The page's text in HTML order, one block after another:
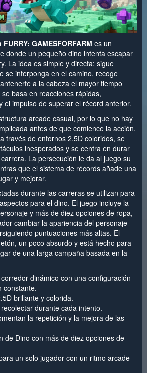
GAMESFORFARM es un
donde un pequeño dino intenta escapar
La idea es simple y directa: sigue
se interponga en el camino, recoge
a la cabeza el mayor tiempo
basa en reacciones rápidas,
el impulso de superar el récord anterior.
arcade casual, por lo que no hay
antes de que comience la acción.
través de entornos 2.5D coloridos, se
inesperados y se centra en durar
La persecución le da al juego su
que el sistema de récords añade una
y mejorar.
durante las carreras se utilizan para
para el dino. El juego incluye la
y más de diez opciones de ropa,
cambiar la apariencia del personaje
puntuaciones más altas. El
un poco absurdo y está hecho para
de una larga campaña basada en la
dinámico con una configuración
constante.
brillante y colorida.
durante cada intento.
la repetición y la mejora de las
de Dino con más de diez opciones de
un solo jugador con un ritmo arcade